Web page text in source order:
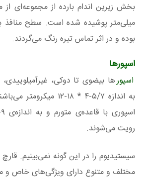
میلی‌متر پوشیده شده است. سطح منافذ
بوده و در اثر تماس تیره رنگ می‌گردند.
اسپورها
اسپورها بیضوی تا دوکی،
به اندازه ۵/۷-۴ * ۱۸-۱۲
رویت می‌شوند.
سیستیدیوم را در این گونه نمی‌بینیم.
مختلف و متنوع دارای ویژگی‌های خاص و